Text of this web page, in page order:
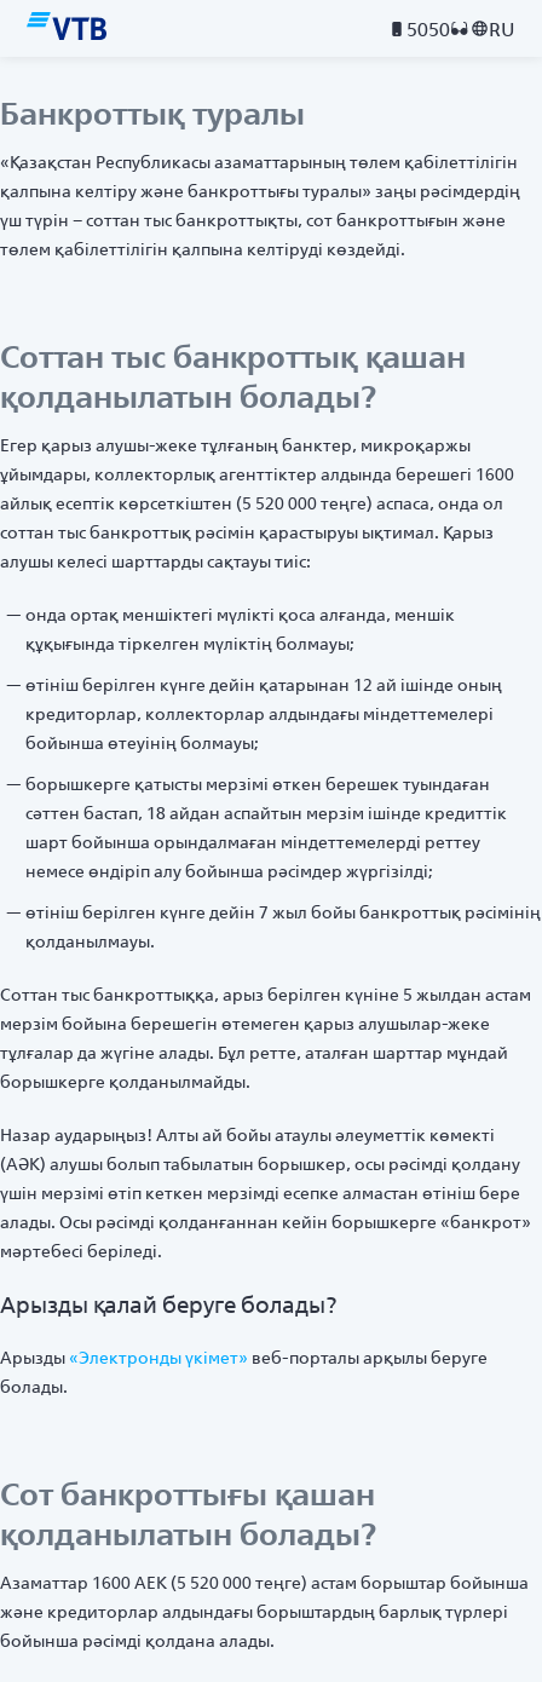
5050 RU
Банкроттық туралы
«Қазақстан Республикасы азаматтарының төлем қабілеттілігін
қалпына келтіру және банкроттығы туралы» заңы рәсімдердің
үш түрін – соттан тыс банкроттықты, сот банкроттығын және
төлем қабілеттілігін қалпына келтіруді көздейді.
Соттан тыс банкроттық қашан
қолданылатын болады?
Егер қарыз алушы-жеке тұлғаның банктер, микроқаржы
ұйымдары, коллекторлық агенттіктер алдында берешегі 1600
айлық есептік көрсеткіштен (5 520 000 теңге) аспаса, онда ол
соттан тыс банкроттық рәсімін қарастыруы ықтимал. Қарыз
алушы келесі шарттарды сақтауы тиіс:
онда ортақ меншіктегі мүлікті қоса алғанда, меншік
құқығында тіркелген мүліктің болмауы;
өтініш берілген күнге дейін қатарынан 12 ай ішінде оның
кредиторлар, коллекторлар алдындағы міндеттемелері
бойынша өтеуінің болмауы;
борышкерге қатысты мерзімі өткен берешек туындаған
сәттен бастап, 18 айдан аспайтын мерзім ішінде кредиттік
шарт бойынша орындалмаған міндеттемелерді реттеу
немесе өндіріп алу бойынша рәсімдер жүргізілді;
өтініш берілген күнге дейін 7 жыл бойы банкроттық рәсімінің
қолданылмауы.
Соттан тыс банкроттыққа, арыз берілген күніне 5 жылдан астам
мерзім бойына берешегін өтемеген қарыз алушылар-жеке
тұлғалар да жүгіне алады. Бұл ретте, аталған шарттар мұндай
борышкерге қолданылмайды.
Назар аударыңыз! Алты ай бойы атаулы әлеуметтік көмекті
(АӘК) алушы болып табылатын борышкер, осы рәсімді қолдану
үшін мерзімі өтіп кеткен мерзімді есепке алмастан өтініш бере
алады. Осы рәсімді қолданғаннан кейін борышкерге «банкрот»
мәртебесі беріледі.
Арызды қалай беруге болады?
Арызды «Электронды үкімет» веб-порталы арқылы беруге
болады.
Сот банкроттығы қашан
қолданылатын болады?
Азаматтар 1600 АЕК (5 520 000 теңге) астам борыштар бойынша
және кредиторлар алдындағы борыштардың барлық түрлері
бойынша рәсімді қолдана алады.